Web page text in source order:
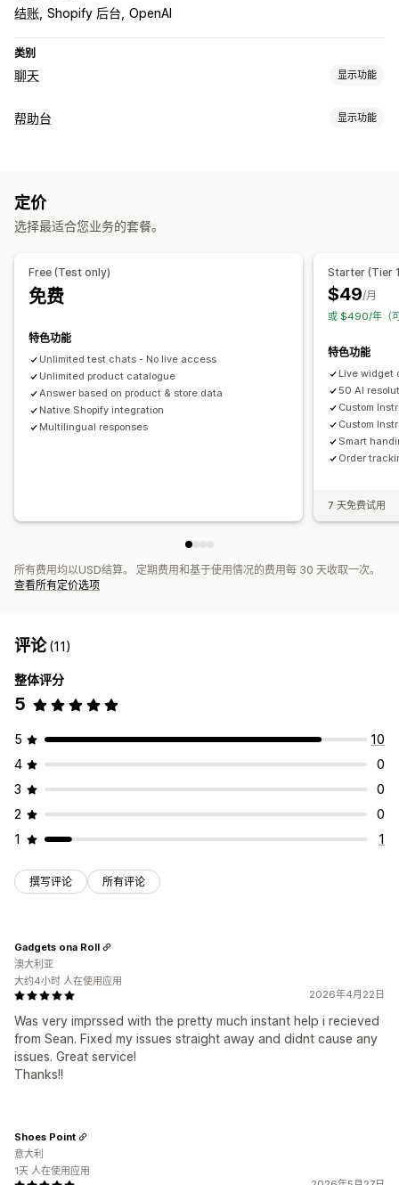
结账 Shopify 后台 OpenAI
类别
聊天 显示功能
实时消息传送
自动回复
弃购恢复 折扣 常见问题解答
自定义
颜色和字体
聊天按钮 标记
帮助台 显示功能
常见问题解答
基于规则的触发器
反馈问卷
多语言 分析
定价
选择最适合您业务的套餐。
Free (Test only)
免费
特色功能
Unlimited test chats - No live access
Unlimited product catalogue
Answer based on product & store data
Native Shopify integration
Multilingual responses
Starter (Tier
$49/月
或 $490/年（
特色功能
Live widget
50 AI
Custom
Custom
Smart
Order
7 天免费试用
所有费用均以USD结算。 定期费用和基于使用情况的费用每 30 天收取一次。
查看所有定价选项
评论(11)
整体评分
5
5
10
4
0
3
0
2
0
1
1
撰写评论 所有评论
2026年4月22日
Was very imprssed with the pretty much instant help i recieved
from Sean. Fixed my issues straight away and didnt cause any
issues. Great service!
Thanks!!
Gadgets ona Roll
澳大利亚
大约4小时 人在使用应用
Shoes Point
意大利
1天 人在使用应用